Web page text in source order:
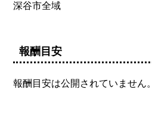
深谷市全域
報酬目安
報酬目安は公開されていません。